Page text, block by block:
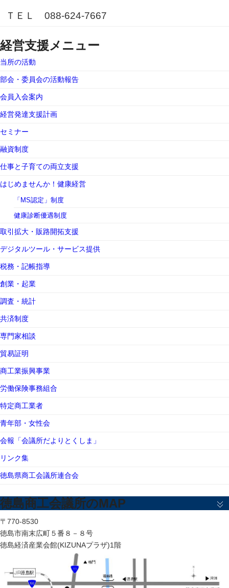
ＴＥＬ 088-624-7667
経営支援メニュー
当所の活動
部会・委員会の活動報告
会員入会案内
経営発達支援計画
セミナー
融資制度
仕事と子育ての両立支援
はじめませんか！健康経営
「MS認定」制度
健康診断優遇制度
取引拡大・販路開拓支援
デジタルツール・サービス提供
税務・記帳指導
創業・起業
調査・統計
共済制度
専門家相談
貿易証明
商工業振興事業
労働保険事務組合
特定商工業者
青年部・女性会
会報「会議所だよりとくしま」
リンク集
徳島県商工会議所連合会
徳島商工会議所のMAP
〒770-8530
徳島市南末広町５番８－８号
徳島経済産業会館(KIZUNAプラザ)1階